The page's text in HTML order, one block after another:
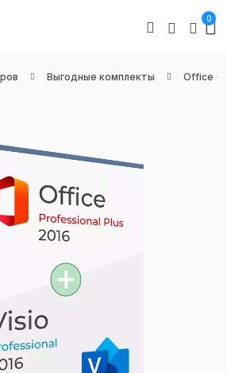
0
Выгодные комплекты Office +